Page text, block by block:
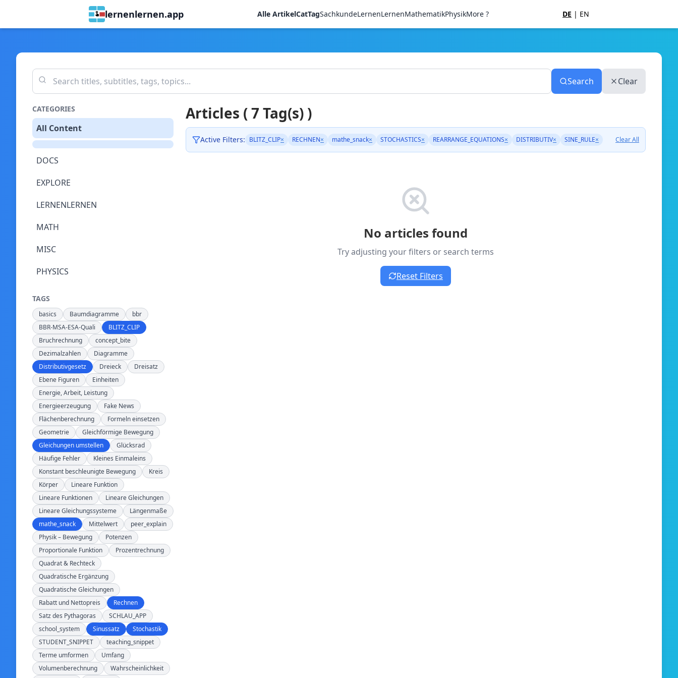
lernenlernen.app Alle ArtikelCatTagSachkundeLernenLernenMathematikPhysikMore ? DE | EN
Search Clear
CATEGORIES
All Content
DOCS
EXPLORE
LERNENLERNEN
MATH
MISC
PHYSICS
TAGS
basics Baumdiagramme
bbr
BBR-MSA-ESA-Quali
BLITZ_CLIP
Bruchrechnung
concept_bite
Dezimalzahlen
Diagramme
Distributivgesetz
Dreieck
Dreisatz
Ebene Figuren
Einheiten
Energie, Arbeit, Leistung
Energieerzeugung
Fake News
Flächenberechnung
Formeln einsetzen
Geometrie
Gleichförmige Bewegung
Gleichungen umstellen
Glücksrad
Häufige Fehler
Kleines Einmaleins
Konstant beschleunigte Bewegung
Kreis
Körper
Lineare Funktion
Lineare Funktionen
Lineare Gleichungen
Lineare Gleichungssysteme
Längenmaße
mathe_snack
Mittelwert
peer_explain
Physik – Bewegung
Potenzen
Proportionale Funktion
Prozentrechnung
Quadrat & Rechteck
Quadratische Ergänzung
Quadratische Gleichungen
Rabatt und Nettopreis
Rechnen
Satz des Pythagoras
SCHLAU_APP
school_system
Sinussatz
Stochastik
STUDENT_SNIPPET
teaching_snippet
Terme umformen
Umfang
Volumenberechnung
Wahrscheinlichkeit
Articles ( 7 Tag(s) )
Active Filters: BLITZ_CLIP× RECHNEN× mathe_snack× STOCHASTICS× REARRANGE_EQUATIONS× DISTRIBUTIV× SINE_RULE× Clear All
No articles found
Try adjusting your filters or search terms
Reset Filters